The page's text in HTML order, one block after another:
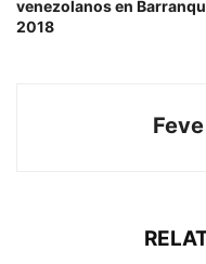
venezolanos en
2018